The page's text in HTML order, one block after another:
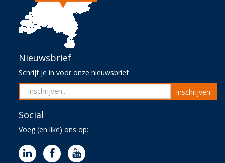
Nieuwsbrief
Schrijf je in voor onze nieuwsbrief
Inschrijven
Social
Voeg (en like) ons op: